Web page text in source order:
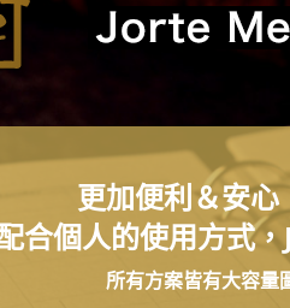
更加便利＆安
合個人的使用方式
所有方案皆有大容量